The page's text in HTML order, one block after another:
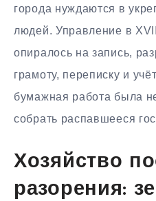
города нуждаются в
людей. Управление в
опиралось на запись,
грамоту, переписку и
бумажная работа была
собрать распавшееся
Хозяйство
разорения: